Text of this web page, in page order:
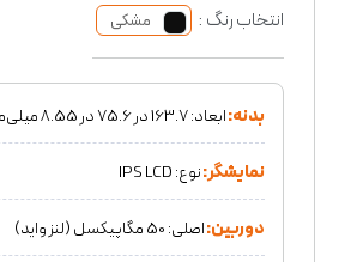
انتخاب رنگ : مشکی
بدنه:ابعاد: 163.7 در 75.6 در 8.55 میلی‌متر
نمایشگر:نوع: IPS LCD
دوربین:اصلی: 50 مگاپیکسل (لنز واید)